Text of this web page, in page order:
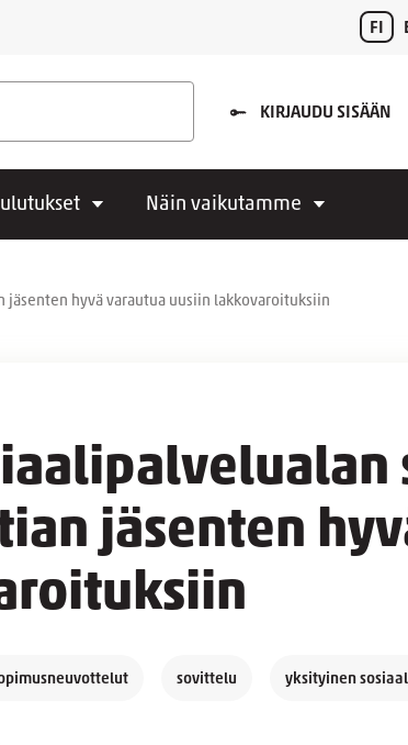
FI
KIRJAUDU SISÄÄN
Näin vaikutamme
hyvä varautua uusiin lakkovaroituksiin
jäsenten
sovittelu yksityinen